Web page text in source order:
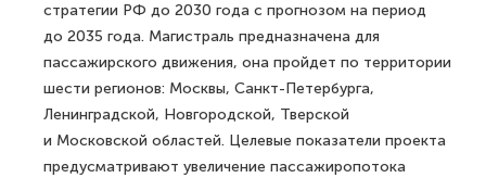
стратегии РФ до 2030 года с прогнозом на период
до 2035 года. Магистраль предназначена для
пассажирского движения, она пройдет по территории
шести регионов: Москвы, Санкт-Петербурга,
Ленинградской, Новгородской, Тверской
и Московской областей. Целевые показатели проекта
предусматривают увеличение пассажиропотока